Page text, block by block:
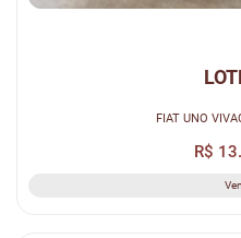
FIAT UNO
R$